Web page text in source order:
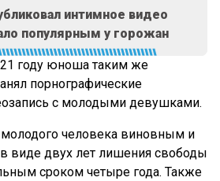
интимное видео
популярным у горожан
году юноша таким же
порнографические
с молодыми девушками.
молодого человека виновным и
в виде двух лет лишения свободы
сроком четыре года. Также